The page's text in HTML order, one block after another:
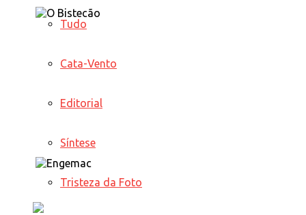
Tudo
Cata-Vento
Editorial
Síntese
Tristeza da Foto